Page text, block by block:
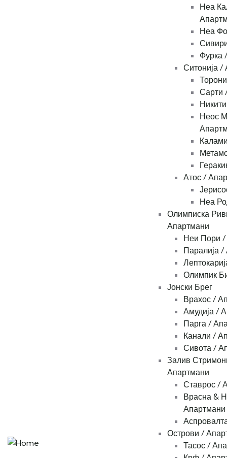
Неа
Неа
Фурка
Ситонија /
Сарти
Неос
Атос /
Неа
Олимписка
Апартмани
Неи Пори /
Паралија
Олимпик
Јонски Брег
Врахос /
Амудија /
Парга /
Канали /
Сивота /
Залив
Апартмани
Ставрос /
Врасна &
Апартмани
Острови /
Тасос /